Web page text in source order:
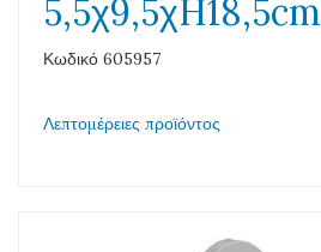
5,5χ9,5χH18,5cm
Κωδικό 605957
Λεπτομέρειες προϊόντος